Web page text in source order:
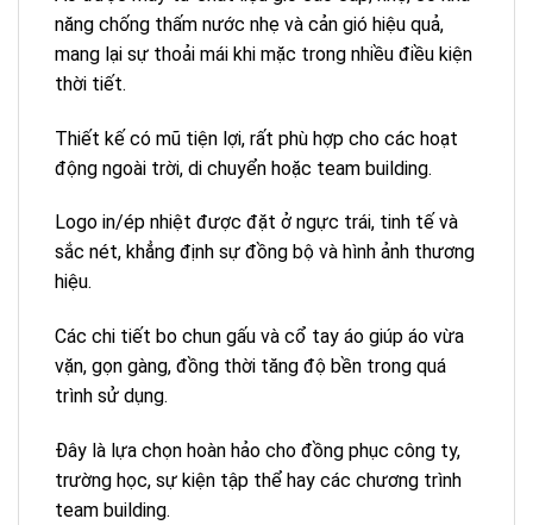
năng chống thấm nước nhẹ và cản gió hiệu quả,
mang lại sự thoải mái khi mặc trong nhiều điều kiện
thời tiết.
Thiết kế có mũ tiện lợi, rất phù hợp cho các hoạt
động ngoài trời, di chuyển hoặc team building.
Logo in/ép nhiệt được đặt ở ngực trái, tinh tế và
sắc nét, khẳng định sự đồng bộ và hình ảnh thương
hiệu.
Các chi tiết bo chun gấu và cổ tay áo giúp áo vừa
vặn, gọn gàng, đồng thời tăng độ bền trong quá
trình sử dụng.
Đây là lựa chọn hoàn hảo cho đồng phục công ty,
trường học, sự kiện tập thể hay các chương trình
team building.